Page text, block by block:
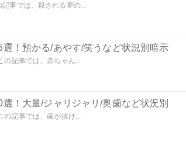
事では、殺される夢の...
選！預かる/あやす/笑うなど状況別暗示
記事では、赤ちゃん...
！大量/ジャリジャリ/奥歯など状況別
記事では、歯が抜け...